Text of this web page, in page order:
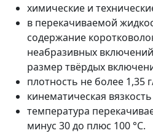
химические и
в перекачиваемой
содержание
неабразивных
размер твёрдых
плотность не более 1,35
кинематическая
температура
минус 30 до плюс 100 °С.